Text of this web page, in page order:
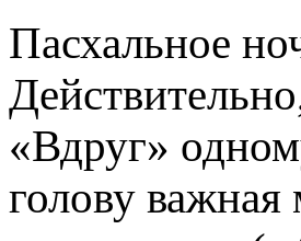
Пасхальное
«Вдруг»
голову